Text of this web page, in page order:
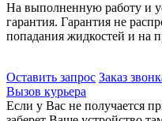
На выполненную работу и
гарантия. Гарантия не
попадания жидкостей и на
Оставить запрос Заказ
Вызов курьера
Если у Вас не получается